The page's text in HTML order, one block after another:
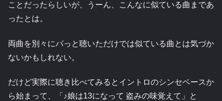
ことだったらしいが、うーん、こんなに似ている曲まであ
ったとは。
両曲を別々にパっと聴いただけでは似ている曲とは気づか
ないかもしれない。
だけど実際に聴き比べてみるとイントロのシンセベースか
ら始まって、「♪娘は13になって 盗みの味覚えて」と